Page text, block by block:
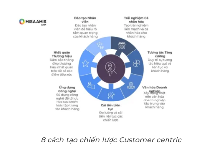
8 cách tạo chiến lược Customer centric